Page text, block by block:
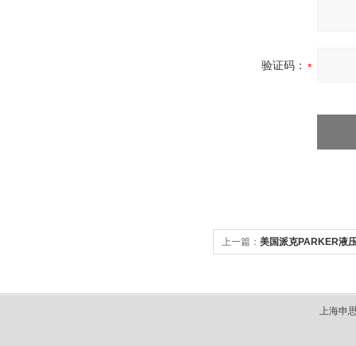
验证码：
上一篇： 美国派克PARKER液
上海申